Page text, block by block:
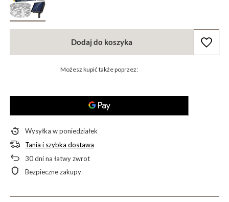
Dodaj do koszyka
Możesz kupić także poprzez:
Wysyłkaw poniedziałek
Tania i szybka dostawa
30dni na łatwy zwrot
Bezpieczne zakupy